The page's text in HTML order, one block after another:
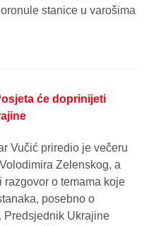
stanice u varošima
će doprinijeti
Vučić priredio je večeru
Zelenskog, a
o temama koje
posebno o
Predsjednik Ukrajine